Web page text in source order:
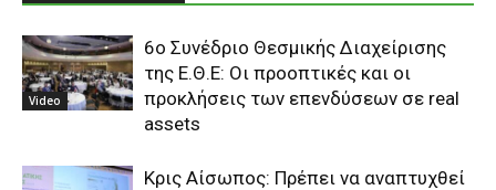
Video
6ο Συνέδριο Θεσμικής Διαχείρισης
της Ε.Θ.Ε: Οι προοπτικές και οι
προκλήσεις των επενδύσεων σε real
assets
Κρις Αίσωπος: Πρέπει να αναπτυχθεί